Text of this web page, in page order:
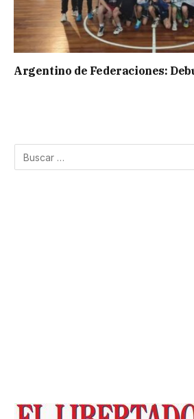
Argentino de Federaciones: